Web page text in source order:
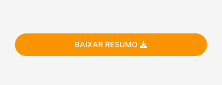
BAIXAR RESUMO